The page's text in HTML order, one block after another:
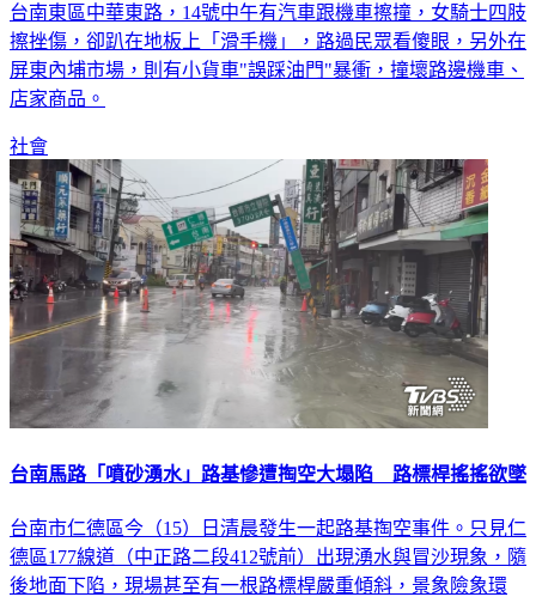
台南東區中華東路，14號中午有汽車跟機車擦撞，女騎士四肢
擦挫傷，卻趴在地板上「滑手機」，路過民眾看傻眼，另外在
屏東內埔市場，則有小貨車"誤踩油門"暴衝，撞壞路邊機車、
店家商品。
社會
台南馬路「噴砂湧水」路基慘遭掏空大塌陷 路標桿搖搖欲墜
台南市仁德區今（15）日清晨發生一起路基掏空事件。只見仁
德區177線道（中正路二段412號前）出現湧水與冒沙現象，隨
後地面下陷，現場甚至有一根路標桿嚴重傾斜，景象險象環